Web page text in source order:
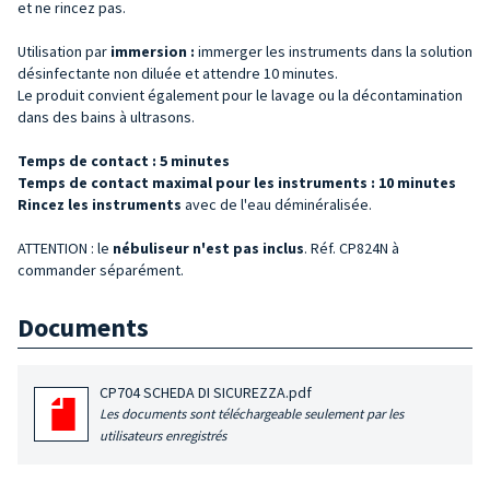
et ne rincez pas.
Utilisation par immersion : immerger les instruments dans la solution
désinfectante non diluée et attendre 10 minutes.
Le produit convient également pour le lavage ou la décontamination
dans des bains à ultrasons.
Temps de contact : 5 minutes
Temps de contact maximal pour les instruments : 10 minutes
Rincez les instruments avec de l'eau déminéralisée.
ATTENTION : le nébuliseur n'est pas inclus. Réf. CP824N à
commander séparément.
Documents
CP704 SCHEDA DI SICUREZZA.pdf
Les documents sont téléchargeable seulement par les
utilisateurs enregistrés